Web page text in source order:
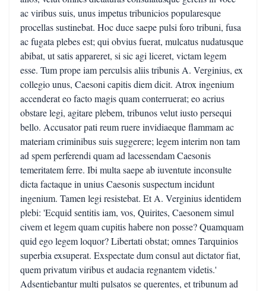
ac viribus suis, unus impetus tribunicios popularesque
procellas sustinebat. Hoc duce saepe pulsi foro tribuni, fusa
ac fugata plebes est; qui obvius fuerat, mulcatus nudatusque
abibat, ut satis appareret, si sic agi liceret, victam legem
esse. Tum prope iam perculsis aliis tribunis A. Verginius, ex
collegio unus, Caesoni capitis diem dicit. Atrox ingenium
accenderat eo facto magis quam conterruerat; eo acrius
obstare legi, agitare plebem, tribunos velut iusto persequi
bello. Accusator pati reum ruere invidiaeque flammam ac
materiam criminibus suis suggerere; legem interim non tam
ad spem perferendi quam ad lacessendam Caesonis
temeritatem ferre. Ibi multa saepe ab iuventute inconsulte
dicta factaque in unius Caesonis suspectum incidunt
ingenium. Tamen legi resistebat. Et A. Verginius identidem
plebi: 'Ecquid sentitis iam, vos, Quirites, Caesonem simul
civem et legem quam cupitis habere non posse? Quamquam
quid ego legem loquor? Libertati obstat; omnes Tarquinios
superbia exsuperat. Exspectate dum consul aut dictator fiat,
quem privatum viribus et audacia regnantem videtis.'
Adsentiebantur multi pulsatos se querentes, et tribunum ad